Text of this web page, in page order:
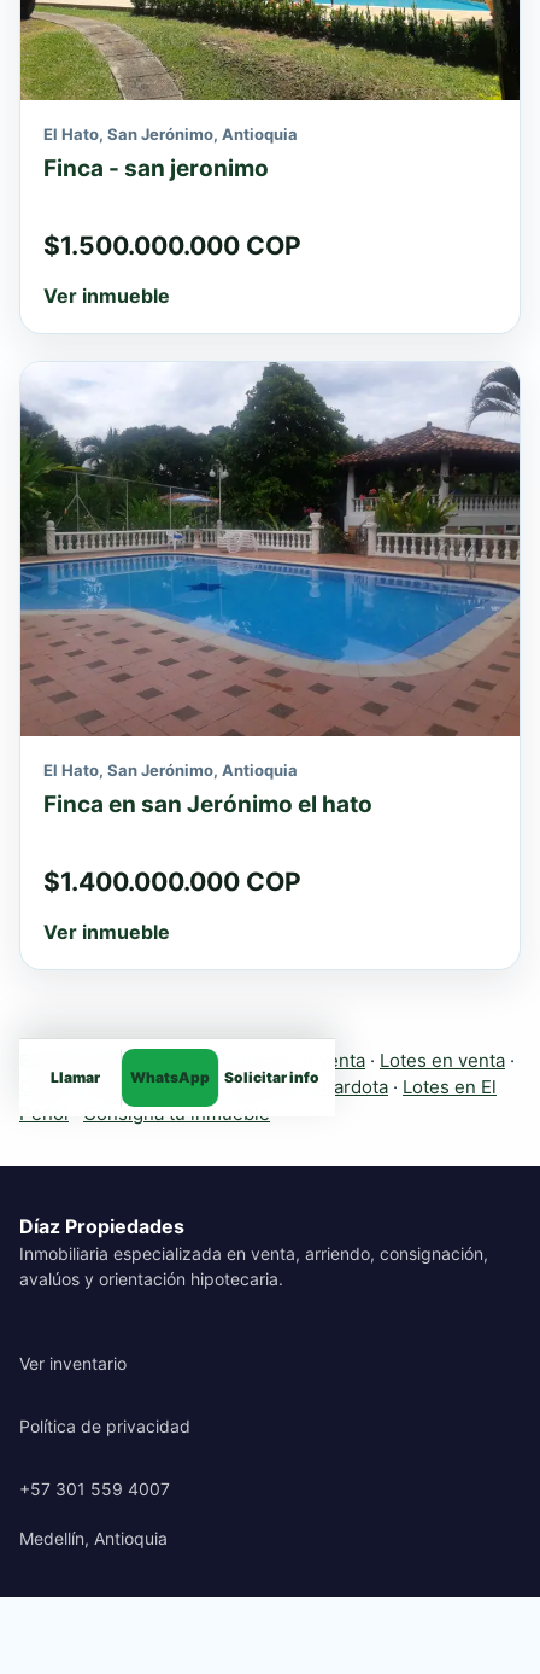
El Hato, San Jerónimo, Antioquia
Finca - san jeronimo
$1.500.000.000 COP
Ver inmueble
El Hato, San Jerónimo, Antioquia
Finca en san Jerónimo el hato
$1.400.000.000 COP
Ver inmueble
Llamar WhatsApp Solicitar info
Explora más inmuebles: Fincas en venta · Lotes en venta ·
Casas·Apartamentos· Fincas en Girardota · Lotes en El
Peñol
Consigna tu inmueble
Díaz Propiedades
Inmobiliaria especializada en venta, arriendo, consignación,
avalúos y orientación hipotecaria.
Ver inventario
Política de privacidad
+57 301 559 4007
Medellín, Antioquia